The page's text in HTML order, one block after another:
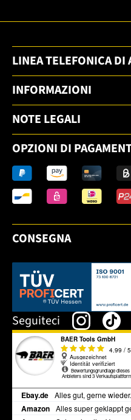
LINEA TELEFONICA DI
INFORMAZIONI
NOTE LEGALI
OPZIONI DI
CONSEGNA
Dieser Link öffnet sich in
Seguiteci